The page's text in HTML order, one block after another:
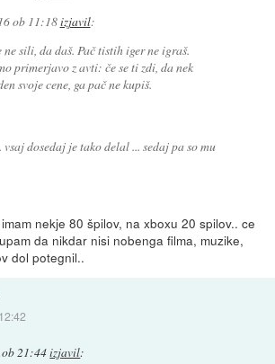
ob 11:18izjavil:
ne sili, da daš. Pač tistih iger ne igraš.
primerjavo z avti: če se ti zdi, da nek
svoje cene, ga pač ne kupiš.
dosedaj je tako delal ... sedaj pa so mu
nekje 80 špilov, na xboxu 20 spilov.. ce
da nikdar nisi nobenga filma, muzike,
dol potegnil..
21:44izjavil: